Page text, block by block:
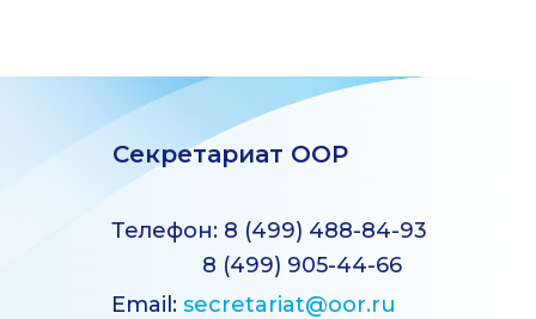
Секретариат ООР
Телефон: 8 (499) 488-84-93
8 (499) 905-44-66
Email: secretariat@oor.ru